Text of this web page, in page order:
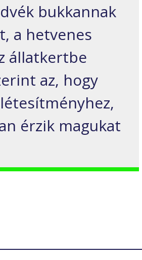
bukkannak
a hetvenes
állatkertbe
az, hogy
érzik magukat